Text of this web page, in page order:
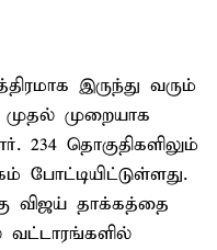
இருந்து வரும்
முதல் முறையாக
234 தொகுதிகளிலும்
போட்டியிட்டுள்ளது.
விஜய் தாக்கத்தை
வட்டாரங்களில்